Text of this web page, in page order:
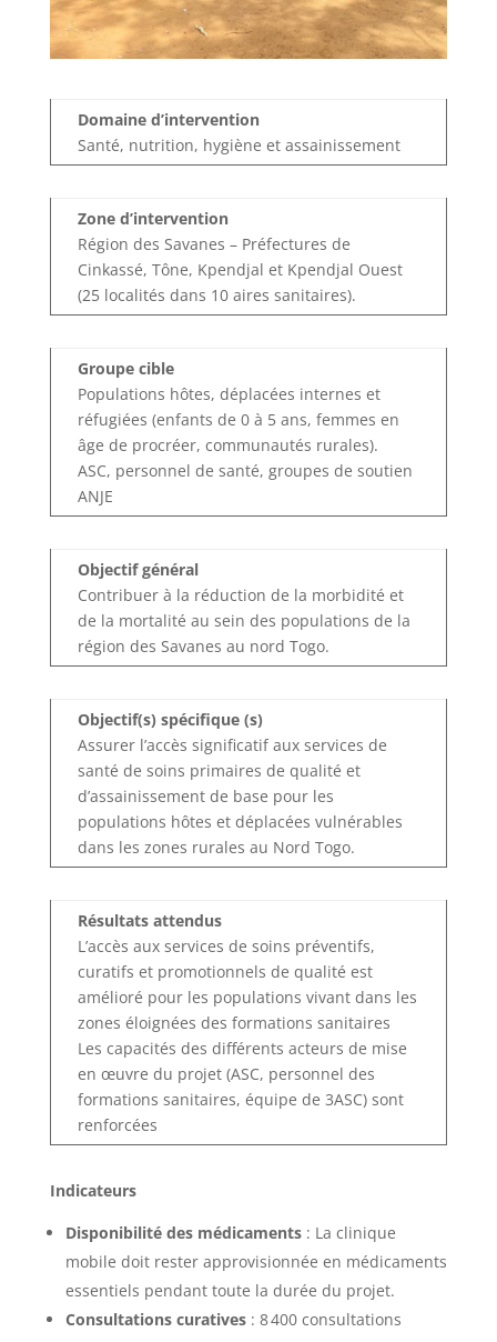
Domaine d’intervention
Santé, nutrition, hygiène et assainissement
Zone d’intervention
Région des Savanes – Préfectures de
Cinkassé, Tône, Kpendjal et Kpendjal Ouest
(25 localités dans 10 aires sanitaires).
Groupe cible
Populations hôtes, déplacées internes et
réfugiées (enfants de 0 à 5 ans, femmes en
âge de procréer, communautés rurales).
ASC, personnel de santé, groupes de soutien
ANJE
Objectif général
Contribuer à la réduction de la morbidité et
de la mortalité au sein des populations de la
région des Savanes au nord Togo.
Objectif(s) spécifique (s)
Assurer l’accès significatif aux services de
santé de soins primaires de qualité et
d’assainissement de base pour les
populations hôtes et déplacées vulnérables
dans les zones rurales au Nord Togo.
Résultats attendus
L’accès aux services de soins préventifs,
curatifs et promotionnels de qualité est
amélioré pour les populations vivant dans les
zones éloignées des formations sanitaires
Les capacités des différents acteurs de mise
en œuvre du projet (ASC, personnel des
formations sanitaires, équipe de 3ASC) sont
renforcées
Indicateurs
Disponibilité des médicaments: La clinique
mobile doit rester approvisionnée en médicaments
essentiels pendant toute la durée du projet.
Consultations curatives: 8 400 consultations